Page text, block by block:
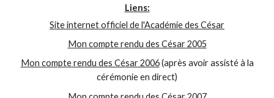
Liens:
Site internet officiel de l'Académie des César
Mon compte rendu des César 2005
Mon compte rendu des César 2006(après avoir assisté à la
cérémonie en direct)